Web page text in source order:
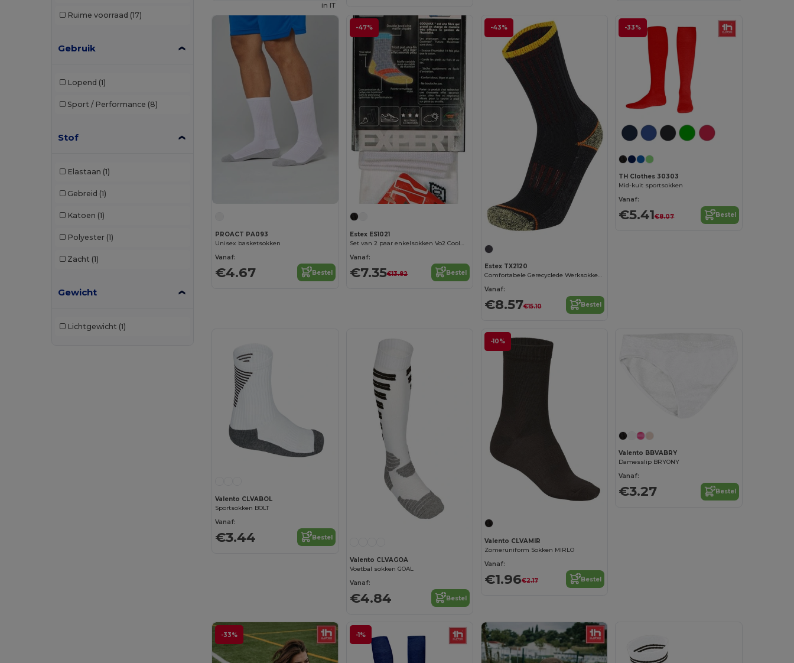
Ruime voorraad (17)
Gebruik
Lopend (1)
Sport / Performance (8)
Stof
Elastaan (1)
Gebreid (1)
Katoen (1)
Polyester (1)
Zacht (1)
Gewicht
Lichtgewicht (1)
PROACT PA093
Unisex basketsokken
Vanaf:
€4.67 Bestel
-47%
in IT
Estex ES1021
Set van 2 paar enkelsokken Vo2 Coolmax
Vanaf:
€7.35€13.82 Bestel
-43%
Estex TX2120
Comfortabele Gerecyclede Werksokken met Gesp
Vanaf:
€8.57€15.10 Bestel
-33%
TH Clothes 30303
Mid-kuit sportsokken
Vanaf:
€5.41€8.07 Bestel
Valento CLVABOL
Sportsokken BOLT
Vanaf:
€3.44 Bestel
Valento CLVAGOA
Voetbal sokken GOAL
Vanaf:
€4.84 Bestel
-10%
Valento CLVAMIR
Zomeruniform Sokken MIRLO
Vanaf:
€1.96€2.17 Bestel
Valento BBVABRY
Damesslip BRYONY
Vanaf:
€3.27 Bestel
-33% -1%